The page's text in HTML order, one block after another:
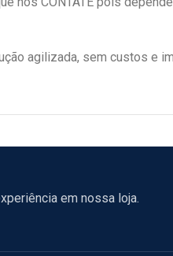
agilizada, sem custos e
em nossa loja.